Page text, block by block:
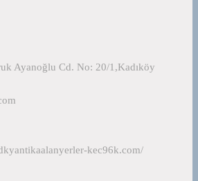
Ayanoğlu Cd. No: 20/1,Kadıköy
kec96k.com/